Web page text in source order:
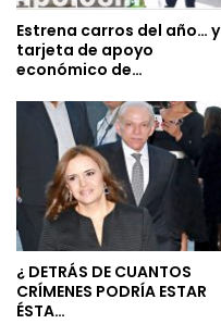
Estrena carros del año… y
tarjeta de apoyo
económico de…
¿ DETRÁS DE CUANTOS
CRÍMENES PODRÍA ESTAR
ÉSTA…